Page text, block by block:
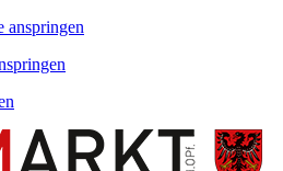
anspringen